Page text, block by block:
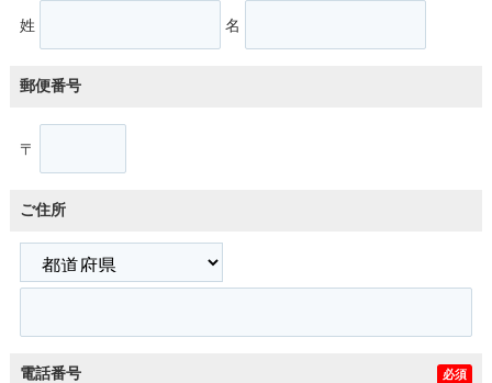
姓 名
郵便番号
〒
ご住所
電話番号 必須